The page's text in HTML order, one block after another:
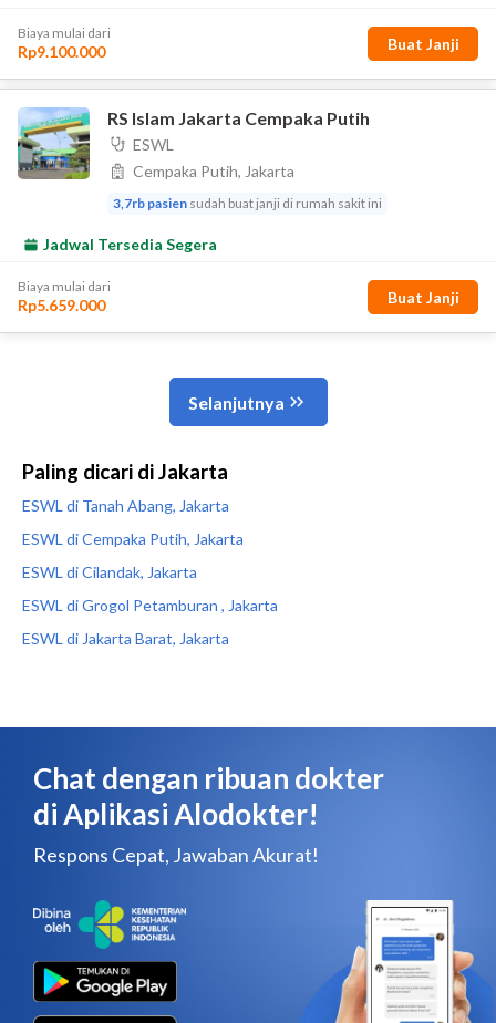
Paling dicari di Jakarta
ESWL di Tanah Abang, Jakarta
ESWL di Cempaka Putih, Jakarta
ESWL di Cilandak, Jakarta
ESWL di Grogol Petamburan , Jakarta
ESWL di Jakarta Barat, Jakarta